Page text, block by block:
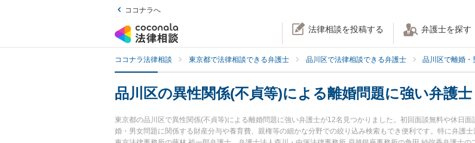
ココナラへ
法律相談を投稿する 弁護士を探す
ココナラ法律相談 東京都で法律相談できる弁護士 品川区で法律相談できる弁護士 品川区で離婚
品川区の異性関係(不貞等)による離婚問題に強い弁護士
東京都の品川区で異性関係(不貞等)による離婚問題に強い弁護士が12名見つかりました。初回面談無料や休日
婚・男女問題に関係する財産分与や養育費、親権等の細かな分野での絞り込み検索もでき便利です。特に弁護